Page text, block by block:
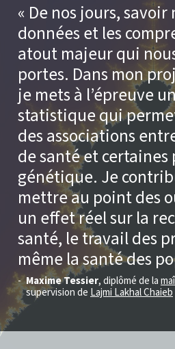
De nos jours,
données et les
atout majeur qui
portes. Dans mon
je mets à l’épreuve
statistique qui
des associations
de santé et certaines
génétique. Je
mettre au point des
un effet réel sur la
santé, le travail des
même la santé des
Maxime Tessier, diplômé de la
supervision de Lajmi Lakhal Chaieb